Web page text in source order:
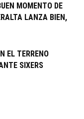
MOMENTO DE
LANZA BIEN,
EL TERRENO
SIXERS